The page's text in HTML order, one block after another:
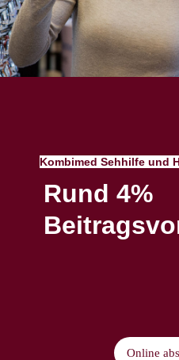
Kombimed Sehhilfe und
Rund 4%
Online